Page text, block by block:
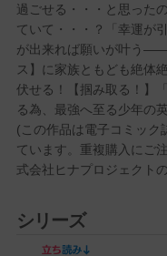
過ごせる・・・と思った
ていて・・・？「幸運が
が出来れば願いが叶う
ス】に家族ともども絶体
伏せる！【掴み取る！】
る為、最強へ至る少年の
(この作品は電子コミック
ています。重複購入にご
式会社ヒナプロジェクト
シリーズ